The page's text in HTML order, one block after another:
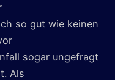
so gut wie keinen
sogar ungefragt
Als